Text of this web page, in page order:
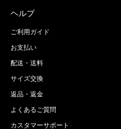
ヘルプ
ご利用ガイド
お支払い
配送・送料
サイズ交換
返品・返金
よくあるご質問
カスタマーサポート